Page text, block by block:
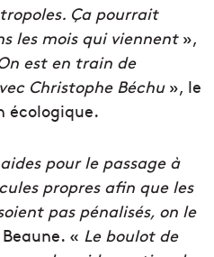
Ça pourrait
les mois qui viennent»,
est en train de
Christophe Béchu», le
écologique.
pour le passage à
propres afin que les
pas pénalisés, on le
« Le boulot de